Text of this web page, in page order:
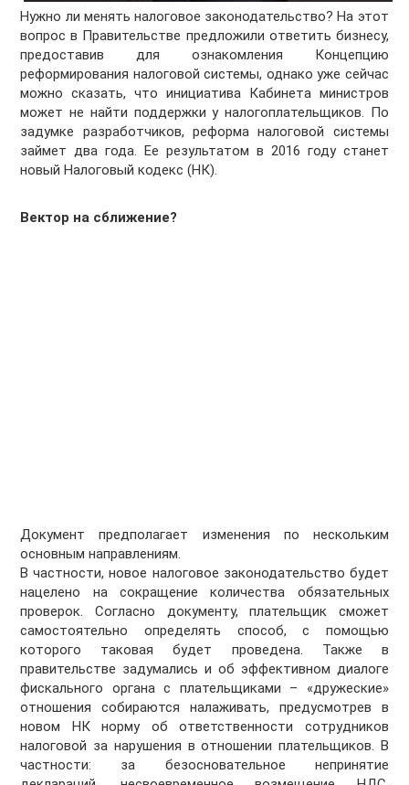
Нужно ли менять налоговое законодательство? На этот
вопрос в Правительстве предложили ответить бизнесу,
предоставив для ознакомления Концепцию
реформирования налоговой системы, однако уже сейчас
можно сказать, что инициатива Кабинета министров
может не найти поддержки у налогоплательщиков. По
задумке разработчиков, реформа налоговой системы
займет два года. Ее результатом в 2016 году станет
новый Налоговый кодекс (НК).
Вектор на сближение?
Документ предполагает изменения по нескольким
основным направлениям.
В частности, новое налоговое законодательство будет
нацелено на сокращение количества обязательных
проверок. Согласно документу, плательщик сможет
самостоятельно определять способ, с помощью
которого таковая будет проведена. Также в
правительстве задумались и об эффективном диалоге
фискального органа с плательщиками – «дружеские»
отношения собираются налаживать, предусмотрев в
новом НК норму об ответственности сотрудников
налоговой за нарушения в отношении плательщиков. В
частности: за безосновательное непринятие